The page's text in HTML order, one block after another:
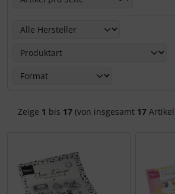
Hier kannst Du die nachfolgenden
Zeige 1 bis 17(von insgesamt 17